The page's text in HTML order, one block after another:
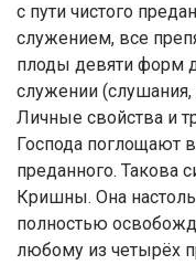
с пути чистого
служением, все
плоды девяти форм
служении (слушания,
Личные свойства и
Господа поглощают
преданного. Такова
Кришны. Она
полностью
любому из четырёх